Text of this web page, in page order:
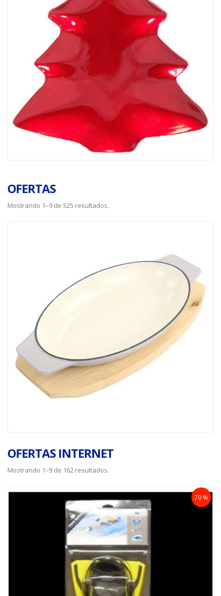
OFERTAS
Mostrando 1–9 de 525 resultados.
OFERTAS INTERNET
Mostrando 1–9 de 162 resultados.
70 %